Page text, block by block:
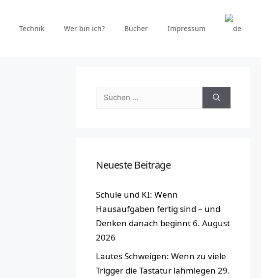
Technik Wer bin ich? Bücher Impressum
Suchen
nach:
Neueste Beiträge
Schule und KI: Wenn
Hausaufgaben fertig sind – und
Denken danach beginnt 6. August
2026
Lautes Schweigen: Wenn zu viele
Trigger die Tastatur lahmlegen 29.